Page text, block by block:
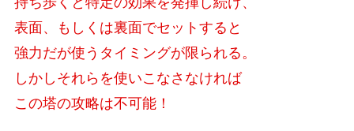
表面、もしくは裏面でセットすると
強力だが使うタイミングが限られる。
しかしそれらを使いこなさなければ
この塔の攻略は不可能！